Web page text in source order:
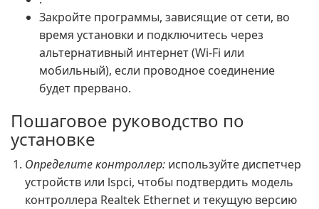
Закройте программы, зависящие от сети, во
время установки и подключитесь через
альтернативный интернет (Wi-Fi или
мобильный), если проводное соединение
будет прервано.
Пошаговое руководство по
установке
Определите контроллер: используйте диспетчер
устройств или lspci, чтобы подтвердить модель
контроллера Realtek Ethernet и текущую версию